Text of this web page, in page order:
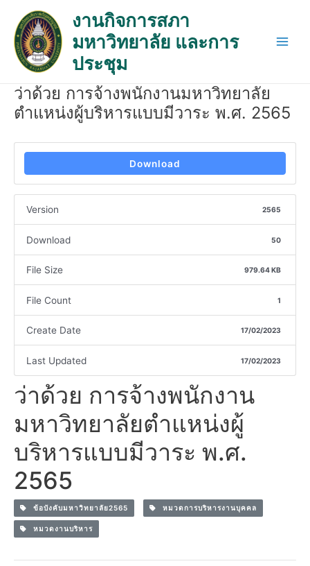
content
งานกิจการสภา
มหาวิทยาลัย และการ
ประชุม
ว่าด้วย การจ้างพนักงานมหาวิทยาลัย
ตำแหน่งผู้บริหารแบบมีวาระ พ.ศ. 2565
Download
Version 2565
Download 50
File Size 979.64 KB
File Count 1
Create Date 17/02/2023
Last Updated 17/02/2023
ว่าด้วย การจ้างพนักงาน
มหาวิทยาลัยตำแหน่งผู้
บริหารแบบมีวาระ พ.ศ.
2565
ข้อบังคับมหาวิทยาลัย2565 หมวดการบริหารงานบุคคล
หมวดงานบริหาร
navigation